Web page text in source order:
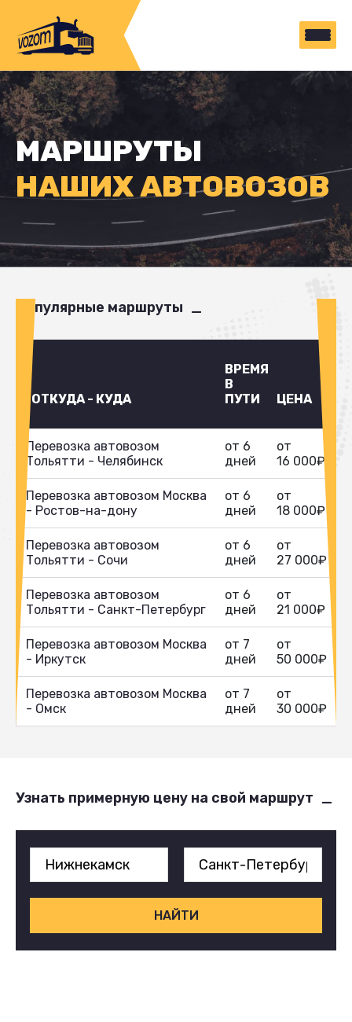
МАРШРУТЫ
НАШИХ АВТОВОЗОВ
Популярные маршруты
ОТКУДА - КУДА
ВРЕМЯ
В
ПУТИ
ЦЕНА
Перевозка автовозом
Тольятти - Челябинск
от 6
дней
от
16 000₽
Перевозка автовозом Москва
- Ростов-на-дону
от 6
дней
от
18 000₽
Перевозка автовозом
Тольятти - Сочи
от 6
дней
от
27 000₽
Перевозка автовозом
Тольятти - Санкт-Петербург
от 6
дней
от
21 000₽
Перевозка автовозом Москва
- Иркутск
от 7
дней
от
50 000₽
Перевозка автовозом Москва
- Омск
от 7
дней
от
30 000₽
Узнать примерную цену на свой маршрут
НАЙТИ